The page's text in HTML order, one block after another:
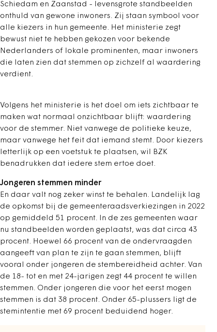
Schiedam en Zaanstad - levensgrote standbeelden
onthuld van gewone inwoners. Zij staan symbool voor
alle kiezers in hun gemeente. Het ministerie zegt
bewust niet te hebben gekozen voor bekende
Nederlanders of lokale prominenten, maar inwoners
die laten zien dat stemmen op zichzelf al waardering
verdient.
Volgens het ministerie is het doel om iets zichtbaar te
maken wat normaal onzichtbaar blijft: waardering
voor de stemmer. Niet vanwege de politieke keuze,
maar vanwege het feit dat iemand stemt. Door kiezers
letterlijk op een voetstuk te plaatsen, wil BZK
benadrukken dat iedere stem ertoe doet.
Jongeren stemmen minder
En daar valt nog zeker winst te behalen. Landelijk lag
de opkomst bij de gemeenteraadsverkiezingen in 2022
op gemiddeld 51 procent. In de zes gemeenten waar
nu standbeelden worden geplaatst, was dat circa 43
procent. Hoewel 66 procent van de ondervraagden
aangeeft van plan te zijn te gaan stemmen, blijft
vooral onder jongeren de stembereidheid achter. Van
de 18- tot en met 24-jarigen zegt 44 procent te willen
stemmen. Onder jongeren die voor het eerst mogen
stemmen is dat 38 procent. Onder 65-plussers ligt de
stemintentie met 69 procent beduidend hoger.